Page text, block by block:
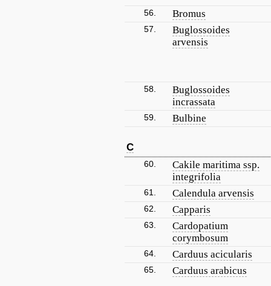
56. Bromus
57.
Buglossoides
arvensis
58.
Buglossoides
incrassata
59. Bulbine
C
60.
Cakile maritima ssp.
integrifolia
61. Calendula arvensis
62. Capparis
63.
Cardopatium
corymbosum
64. Carduus acicularis
65. Carduus arabicus